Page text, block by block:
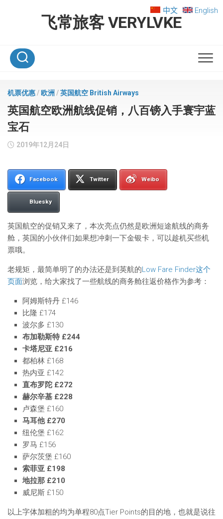
飞常旅客 VERYLVKE
中文 English
机票优惠/ 欧洲 /英国航空 British Airways
英国航空欧洲航线促销，八百镑入手寰宇蓝
宝石
2019年12月24日
Facebook Twitter Weibo
Bluesky
英国航空的促销又来了，本次亮点仍然是欧洲短途航线的商务
舱，英国的小伙伴们如果想冲刺一下金银卡，可以趁机买些机
票哦。
老规矩，最简单明了的办法还是到英航的Low Fare Finder这个
页面浏览，给大家找了一些航线的商务舱往返价格作为参考：
阿姆斯特丹 £146
比隆 £174
波尔多 £130
布加勒斯特 £244
卡塔尼亚 £216
都柏林 £168
热内亚 £142
直布罗陀 £272
赫尔辛基 £228
卢森堡 £160
马耳他 £270
纽伦堡 £162
罗马 £156
萨尔茨堡 £160
索菲亚 £198
地拉那 £210
威尼斯 £150
以上字体加粗的均为单程80点Tier Points的目的地，也就是说往